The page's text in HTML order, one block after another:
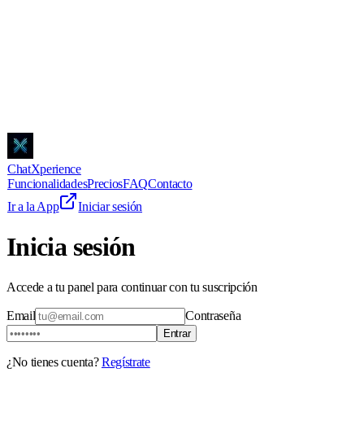
ChatXperience
FuncionalidadesPreciosFAQContacto
Ir a la App
Iniciar sesión
Inicia sesión
Accede a tu panel para continuar con tu suscripción
Email Contraseña
Entrar
¿No tienes cuenta?Regístrate